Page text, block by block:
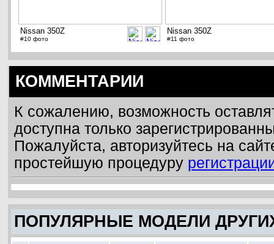
Nissan 350Z
#10 фото
Nissan 350Z
#11 фото
КОММЕНТАРИИ
К сожалению, возможность
доступна только
Пожалуйста, авторизуйтесь на
простейшую процедуру
ПОПУЛЯРНЫЕ МОДЕЛИ